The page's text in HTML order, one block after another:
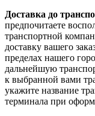
Доставка до
предпочитаете
транспортной
доставку вашего
пределах нашего
дальнейшую
к выбранной вами
укажите название
терминала при